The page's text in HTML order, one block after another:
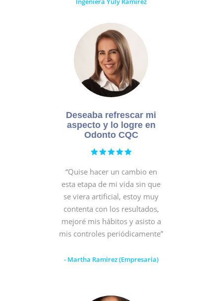
Deseaba refrescar mi
aspecto y lo logre en
Odonto CQC
“Quise hacer un cambio en
esta etapa de mi vida sin que
se viera artificial, estoy muy
contenta con los resultados,
mejoré mis hábitos y asisto a
mis controles periódicamente”
- Martha Ramirez (Empresaria)